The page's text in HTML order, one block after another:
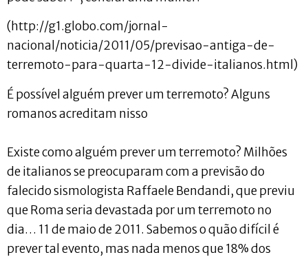
(http://g1.globo.com/jornal-
nacional/noticia/2011/05/previsao-antiga-de-
terremoto-para-quarta-12-divide-italianos.html)
É possível alguém prever um terremoto? Alguns
romanos acreditam nisso
Existe como alguém prever um terremoto? Milhões
de italianos se preocuparam com a previsão do
falecido sismologista Raffaele Bendandi, que previu
que Roma seria devastada por um terremoto no
dia… 11 de maio de 2011. Sabemos o quão difícil é
prever tal evento, mas nada menos que 18% dos